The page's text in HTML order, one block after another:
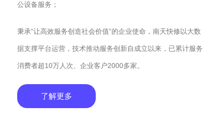
公设备服务；
秉承“让高效服务创造社会价值”的企业使命，南天快修以大数
据支撑平台运营，技术推动服务创新自成立以来，已累计服务
消费者超10万人次、企业客户2000多家。
了解更多